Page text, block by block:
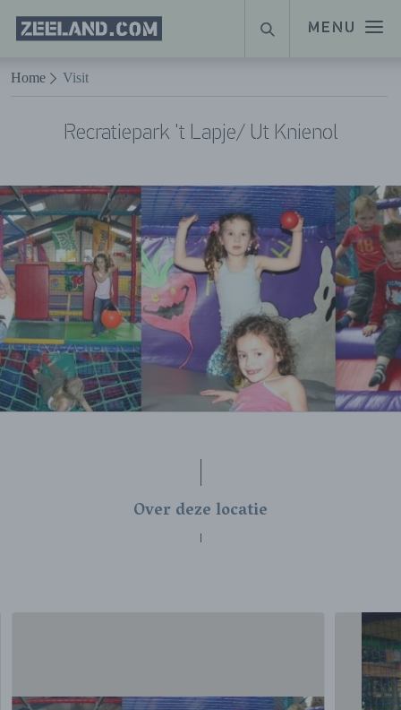
Naar hoofdinhoud
MENU
Homepage
Zeeland.com
ZOEKEN
Home Visit
Recratiepark 't Lapje/ Ut Knienol
Over deze locatie